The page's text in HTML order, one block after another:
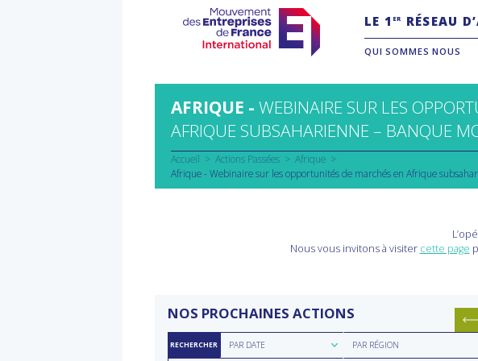
LE 1 ER RÉSEAU
QUI SOMMES NOUS
AFRIQUE - WEBINAIRE SUR LES
AFRIQUE SUBSAHARIENNE – BANQUE
Accueil Actions Passées
Afrique
Afrique - Webinaire sur les opportunités de marchés en Afrique
Nous vous invitons à visiter cette page
NOS PROCHAINES ACTIONS
RECHERCHER Rechercher
parPAR DATE
Rechercher
parPAR RÉGION